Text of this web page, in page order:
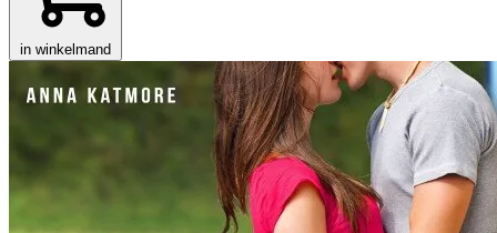
in winkelmand